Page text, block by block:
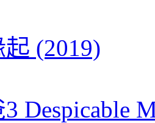
(2019)
Despicable